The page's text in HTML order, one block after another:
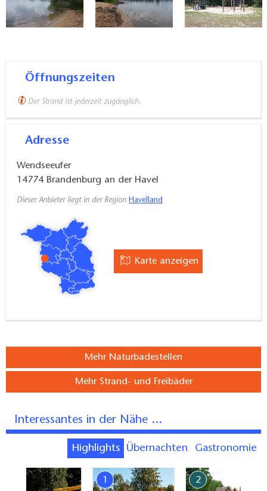
Öffnungszeiten
Der Strand ist jederzeit zugänglich.
Adresse
Wendseeufer
14774 Brandenburg an der Havel
Dieser Anbieter liegt in der Region Havelland
Karte anzeigen
Mehr Naturbadestellen
Mehr Strand- und Freibäder
Interessantes in der Nähe ...
Highlights Übernachten Gastronomie
1 2